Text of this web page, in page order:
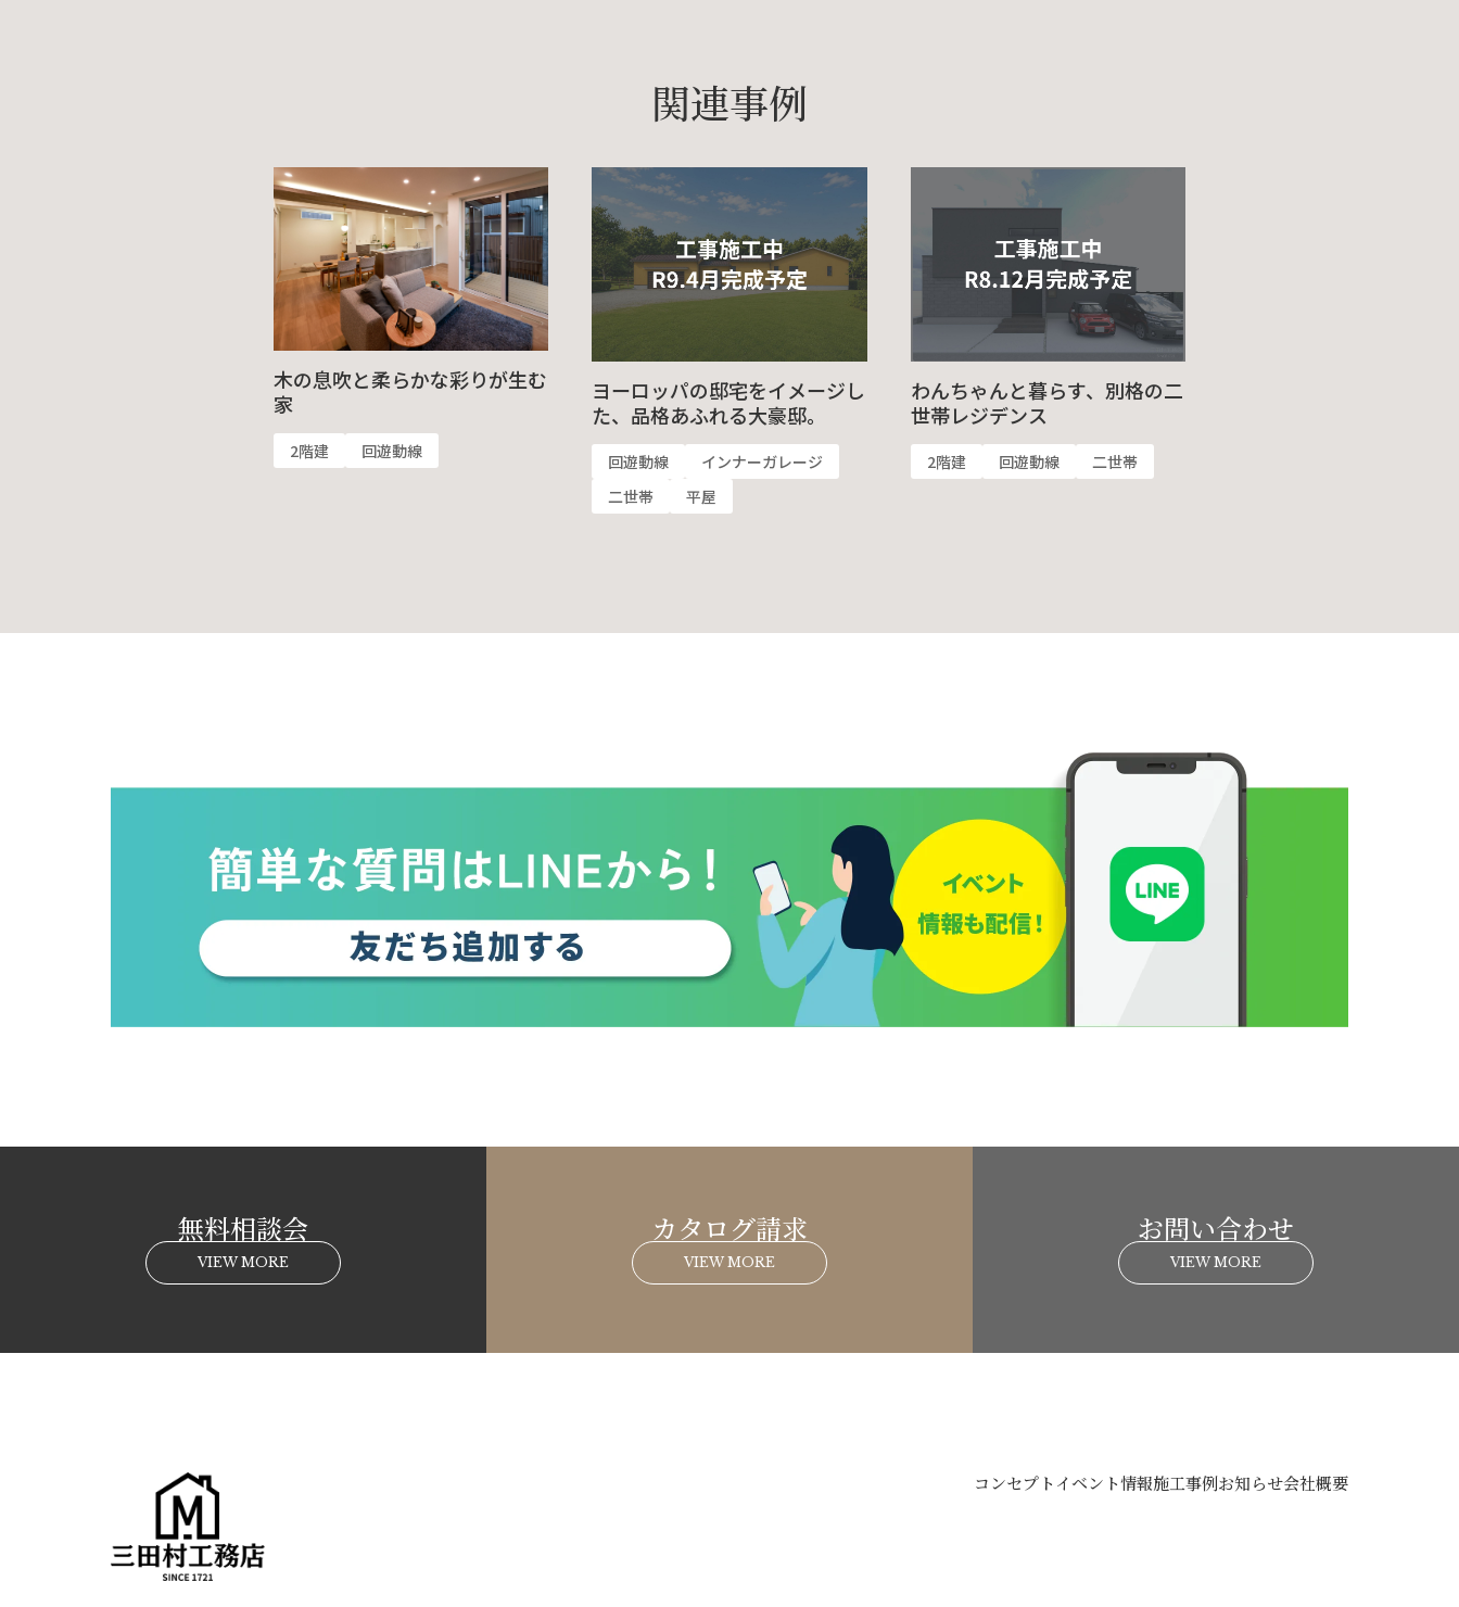
関連事例
木の息吹と柔らかな彩りが生む
家
2階建 回遊動線
ヨーロッパの邸宅をイメージし
た、品格あふれる大豪邸。
回遊動線
インナーガレージ
二世帯
平屋
わんちゃんと暮らす、別格の二
世帯レジデンス
2階建 回遊動線 二世帯
無料相談会
VIEW MORE
カタログ請求
VIEW MORE
お問い合わせ
VIEW MORE
コンセプト イベント情報施工事例お知らせ会社概要